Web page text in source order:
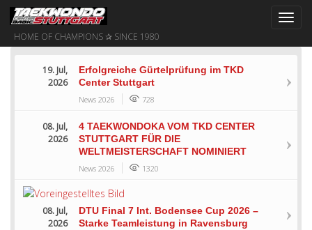
HOME OF CHAMPIONS ✰ SINCE 1980
19. Jul,
2026
Erfolgreiche Gürtelprüfung im TKD
Center Stuttgart
News 2026 728
08. Jul,
2026
4 TAEKWONDOKA VOM TKD CENTER
STUTTGART FÜR DIE
WELTMEISTERSCHAFT NOMINIERT
News 2026 1320
08. Jul,
2026
DTU Final 7 Int. Bodensee Cup 2026 –
Starke Teamleistung in Ravensburg